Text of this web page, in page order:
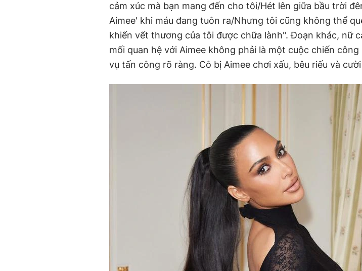
cảm xúc mà bạn mang đến cho tôi/Hét lên giữa bầu trời
Aimee' khi máu đang tuôn ra/Nhưng tôi cũng không thể
khiến vết thương của tôi được chữa lành". Đoạn khác, nữ
mối quan hệ với Aimee không phải là một cuộc chiến
vụ tấn công rõ ràng. Cô bị Aimee chơi xấu, bêu riếu và